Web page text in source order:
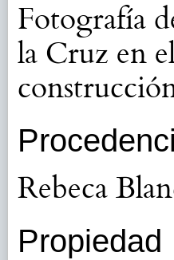
Fotografía
la Cruz en
Rebeca
Propiedad